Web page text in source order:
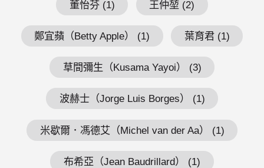
董怡芬 (1) 王仲堃 (2)
鄭宜蘋（Betty Apple） (1) 葉育君 (1)
草間彌生（Kusama Yayoi） (3)
波赫士（Jorge Luis Borges） (1)
米歇爾．馮德艾（Michel van der Aa） (1)
布希亞（Jean Baudrillard） (1)